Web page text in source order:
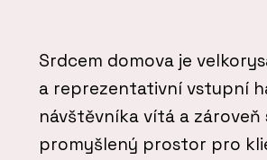
Srdcem domova je
a reprezentativní vstupní
návštěvníka vítá a zároveň
promyšlený prostor pro